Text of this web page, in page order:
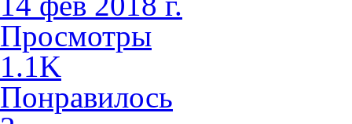
Просмотры
1.1K
Понравилось